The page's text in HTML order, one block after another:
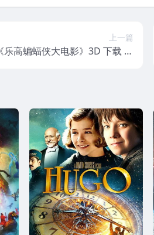
上一篇
乐高蝙蝠侠大电影》3D 下载 左